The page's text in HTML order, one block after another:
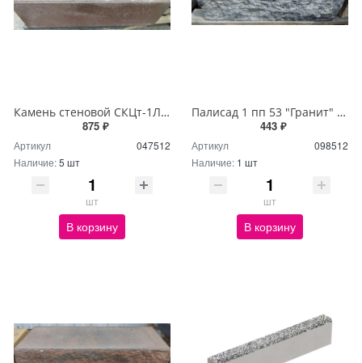
Камень стеновой СКЦт-1Л100 "Шерл" коричнево-черный (30шт)
875 ₽
Артикул
047512
Наличие:5 шт
шт
В корзину
Палисад 1 пп 53 "Гранит" бело-серо-черный (40шт)
443 ₽
Артикул
098512
Наличие: 1 шт
шт
В корзину